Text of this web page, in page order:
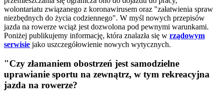
wolontariatu związanego z koronawirusem oraz "załatwienia spraw
niezbędnych do życia codziennego". W myśl nowych przepisów
jazda na rowerze wciąż jest dozwolona pod pewnymi warunkami.
Poniżej publikujemy informację, która znalazła się w rządowym
serwisie jako uszczegółowienie nowych wytycznych.
"Czy złamaniem obostrzeń jest samodzielne
uprawianie sportu na zewnątrz, w tym rekreacyjna
jazda na rowerze?